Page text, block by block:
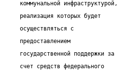
     коммунальной инфраструктурой,
     реализация которых будет
     осуществляться с
     предоставлением
     государственной поддержки за
     счет средств федерального